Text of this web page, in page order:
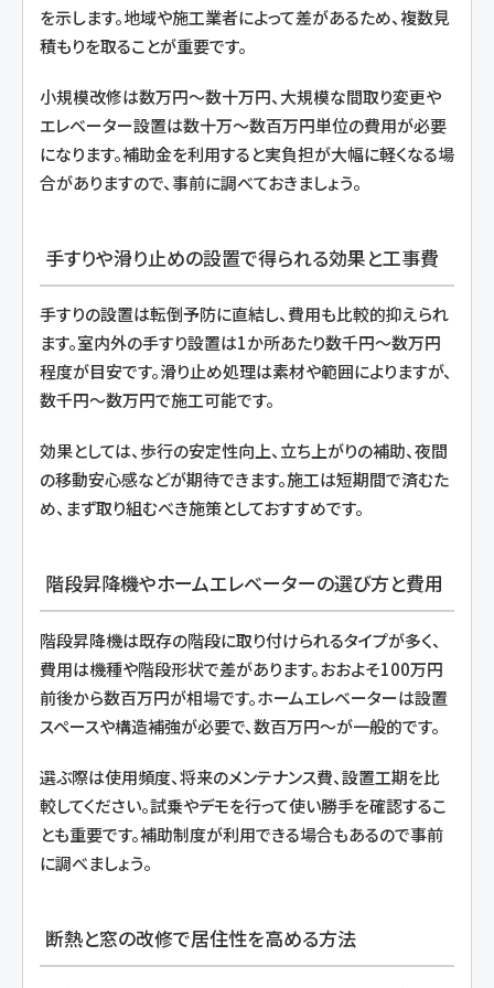
を示します。地域や施工業者によって差があるため、複数見
積もりを取ることが重要です。
小規模改修は数万円〜数十万円、大規模な間取り変更や
エレベーター設置は数十万〜数百万円単位の費用が必要
になります。補助金を利用すると実負担が大幅に軽くなる場
合がありますので、事前に調べておきましょう。
手すりや滑り止めの設置で得られる効果と工事費
手すりの設置は転倒予防に直結し、費用も比較的抑えられ
ます。室内外の手すり設置は1か所あたり数千円〜数万円
程度が目安です。滑り止め処理は素材や範囲によりますが、
数千円〜数万円で施工可能です。
効果としては、歩行の安定性向上、立ち上がりの補助、夜間
の移動安心感などが期待できます。施工は短期間で済むた
め、まず取り組むべき施策としておすすめです。
階段昇降機やホームエレベーターの選び方と費用
階段昇降機は既存の階段に取り付けられるタイプが多く、
費用は機種や階段形状で差があります。おおよそ100万円
前後から数百万円が相場です。ホームエレベーターは設置
スペースや構造補強が必要で、数百万円〜が一般的です。
選ぶ際は使用頻度、将来のメンテナンス費、設置工期を比
較してください。試乗やデモを行って使い勝手を確認するこ
とも重要です。補助制度が利用できる場合もあるので事前
に調べましょう。
断熱と窓の改修で居住性を高める方法